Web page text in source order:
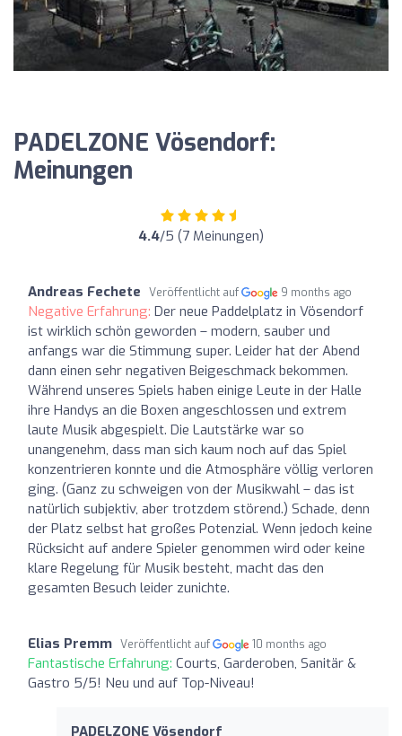
PADELZONE Vösendorf:
Meinungen
4.4/5 (7 Meinungen)
Andreas Fechete Veröffentlicht auf 9 months ago
Negative Erfahrung: Der neue Paddelplatz in Vösendorf
ist wirklich schön geworden – modern, sauber und
anfangs war die Stimmung super. Leider hat der Abend
dann einen sehr negativen Beigeschmack bekommen.
Während unseres Spiels haben einige Leute in der Halle
ihre Handys an die Boxen angeschlossen und extrem
laute Musik abgespielt. Die Lautstärke war so
unangenehm, dass man sich kaum noch auf das Spiel
konzentrieren konnte und die Atmosphäre völlig verloren
ging. (Ganz zu schweigen von der Musikwahl – das ist
natürlich subjektiv, aber trotzdem störend.) Schade, denn
der Platz selbst hat großes Potenzial. Wenn jedoch keine
Rücksicht auf andere Spieler genommen wird oder keine
klare Regelung für Musik besteht, macht das den
gesamten Besuch leider zunichte.
Elias Premm Veröffentlicht auf 10 months ago
Fantastische Erfahrung: Courts, Garderoben, Sanitär &
Gastro 5/5! Neu und auf Top-Niveau!
PADELZONE Vösendorf